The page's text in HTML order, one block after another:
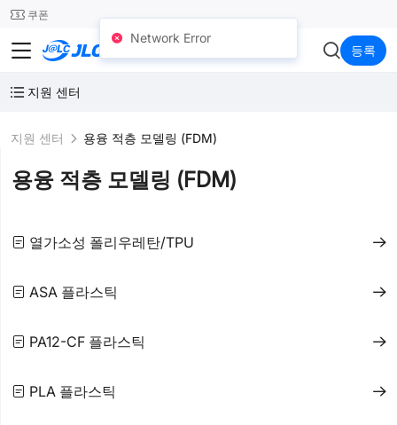
24SMT 쿠폰
JLC3DP 등록
지원 센터
지원 센터 용융 적층 모델링 (FDM)
용융 적층 모델링 (FDM)
열가소성 폴리우레탄/TPU
ASA 플라스틱
PA12-CF 플라스틱
PLA 플라스틱
Network Error